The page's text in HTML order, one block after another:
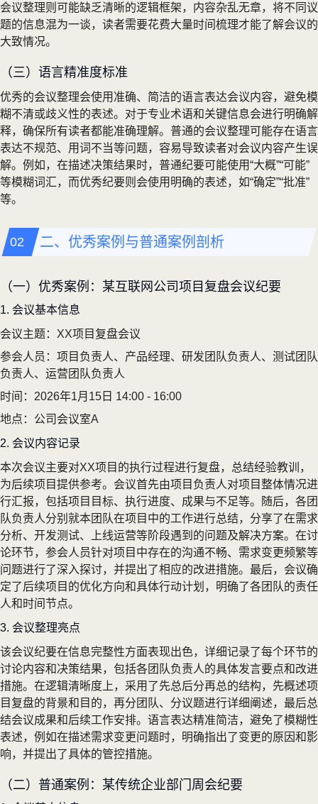
会议整理则可能缺乏清晰的逻辑框架，内容杂乱无章，将不同议
题的信息混为一谈，读者需要花费大量时间梳理才能了解会议的
大致情况。
（三）语言精准度标准
优秀的会议整理会使用准确、简洁的语言表达会议内容，避免模
糊不清或歧义性的表述。对于专业术语和关键信息会进行明确解
释，确保所有读者都能准确理解。普通的会议整理可能存在语言
表达不规范、用词不当等问题，容易导致读者对会议内容产生误
解。例如，在描述决策结果时，普通纪要可能使用“大概”“可能”
等模糊词汇，而优秀纪要则会使用明确的表述，如“确定”“批准”
等。
二、优秀案例与普通案例剖析
（一）优秀案例：某互联网公司项目复盘会议纪要
1. 会议基本信息
会议主题：XX项目复盘会议
参会人员：项目负责人、产品经理、研发团队负责人、测试团队
负责人、运营团队负责人
时间：2026年1月15日 14:00 - 16:00
地点：公司会议室A
2. 会议内容记录
本次会议主要对XX项目的执行过程进行复盘，总结经验教训，
为后续项目提供参考。会议首先由项目负责人对项目整体情况进
行汇报，包括项目目标、执行进度、成果与不足等。随后，各团
队负责人分别就本团队在项目中的工作进行总结，分享了在需求
分析、开发测试、上线运营等阶段遇到的问题及解决方案。在讨
论环节，参会人员针对项目中存在的沟通不畅、需求变更频繁等
问题进行了深入探讨，并提出了相应的改进措施。最后，会议确
定了后续项目的优化方向和具体行动计划，明确了各团队的责任
人和时间节点。
3. 会议整理亮点
该会议纪要在信息完整性方面表现出色，详细记录了每个环节的
讨论内容和决策结果，包括各团队负责人的具体发言要点和改进
措施。在逻辑清晰度上，采用了先总后分再总的结构，先概述项
目复盘的背景和目的，再分团队、分议题进行详细阐述，最后总
结会议成果和后续工作安排。语言表达精准简洁，避免了模糊性
表述，例如在描述需求变更问题时，明确指出了变更的原因和影
响，并提出了具体的管控措施。
（二）普通案例：某传统企业部门周会纪要